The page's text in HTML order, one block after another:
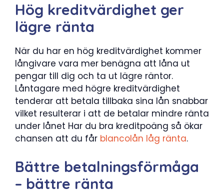
Hög kreditvärdighet ger
lägre ränta
När du har en hög kreditvärdighet kommer
långivare vara mer benägna att låna ut
pengar till dig och ta ut lägre räntor.
Låntagare med högre kreditvärdighet
tenderar att betala tillbaka sina lån snabbar
vilket resulterar i att de betalar mindre ränta
under lånet Har du bra kreditpoäng så ökar
chansen att du får blancolån låg ränta.
Bättre betalningsförmåga
– bättre ränta